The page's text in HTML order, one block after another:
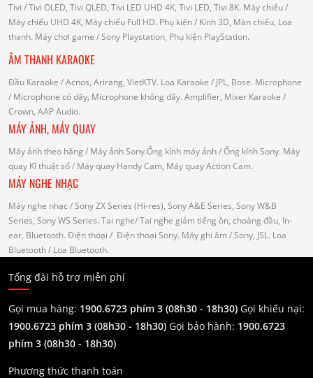
Tivi / Tivi OLED, Tivi QLED, Tivi LED UHD 4K, Tivi LED, Tivi 8K. Máy chiếu/
Máy chiếu UHD 4K, Máy chiếu Full HD. Phụ kiện/ Kính 3D, Màn chiếu, Loa
thanh. Máy chơi game / Sony Playstation, Phụ kiện PlayStation.
ÂM THANH KARAOKE
Đầu Karaoke / Acnos, Arirang, VietKTV. Loa Karaoke / JPL, Bose. Microphone
/ Microphone có dây, Microphone không dây. Amplifier, Mixer Karaoke /
Crown, AAP Audio.
MÁY ẢNH, MÁY QUAY
Máy ảnh theo hãng / Máy ảnh Sony.Ống kính máy ảnh / Ống kính Sony. Máy
quay Kĩ thuật số/ Máy quay Handy Cam, Máy quay Action Cam.
MÁY NGHE NHẠC
Máy nghe nhạc / Sony ZX Series (Hi-res), Sony A&E Series, Sony W&B
Series, Sony WS Series. Tai nghe/ Tai nghe giảm tiếng ồn, choàng đầu, In-
ear, Bluetooth. Điện thoại / Điện thoại Sony. Máy ghi âm / Sony, JSL. Loa
Bluetooth/ Loa Bluetooth.
Tổng đài hỗ trợ miễn phí
Gọi mua hàng: 1900.6723 phím 3 (08h30 - 18h30) Gọi khiếu nại:
1900.6723 phím 3 (08h30 - 18h30) Gọi bảo hành: 1900.6723
phím 3 (08h30 - 18h30)
Phương thức thanh toán